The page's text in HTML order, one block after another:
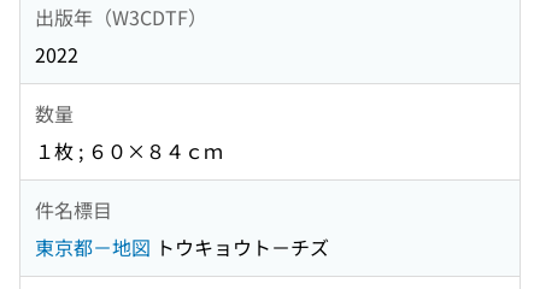
出版年（W3CDTF）
2022
数量
１枚 ; ６０×８４ｃｍ
件名標目
東京都－地図 トウキョウト－チズ